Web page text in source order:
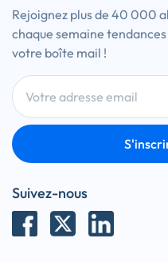
Rejoignez plus de 40 000
chaque semaine
votre boîte mail !
Suivez-nous